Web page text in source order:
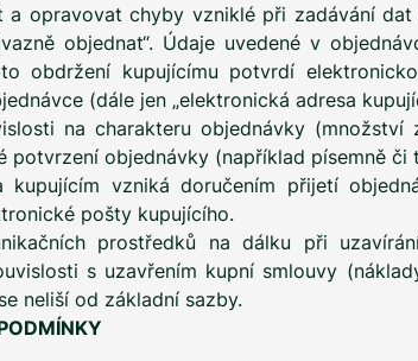
opravovat chyby vzniklé při zadávání
objednat“. Údaje uvedené v
obdržení kupujícímu potvrdí
(dále jen „elektronická adresa
na charakteru objednávky
objednávky (například písemně či
vzniká doručením přijetí
pošty kupujícího.
prostředků na dálku při
s uzavřením kupní smlouvy
neliší od základní sazby.